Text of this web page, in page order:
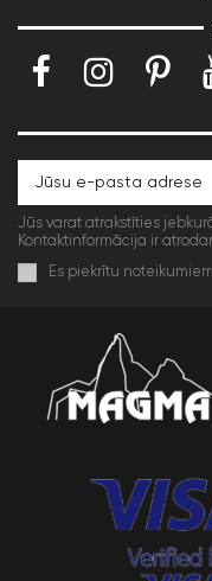
Jūs varat atrakstīties
Kontaktinformācija ir
Es piekrītu